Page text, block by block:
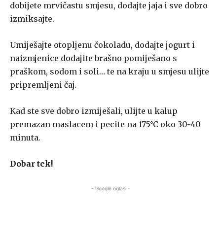
dobijete mrvičastu smjesu, dodajte jaja i sve dobro
izmiksajte.
Umiješajte otopljenu čokoladu, dodajte jogurt i
naizmjenice dodajite brašno pomiješano s
praškom, sodom i soli… te na kraju u smjesu ulijte
pripremljeni čaj.
Kad ste sve dobro izmiješali, ulijte u kalup
premazan maslacem i pecite na 175°C oko 30-40
minuta.
Dobar tek!
- Google oglasi -